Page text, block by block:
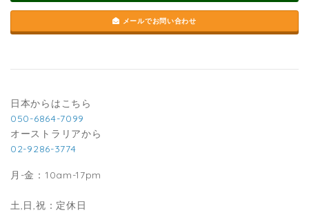
メールでお問い合わせ
日本からはこちら
050-6864-7099
オーストラリアから
02-9286-3774
月-金：10am-17pm
土,日,祝：定休日